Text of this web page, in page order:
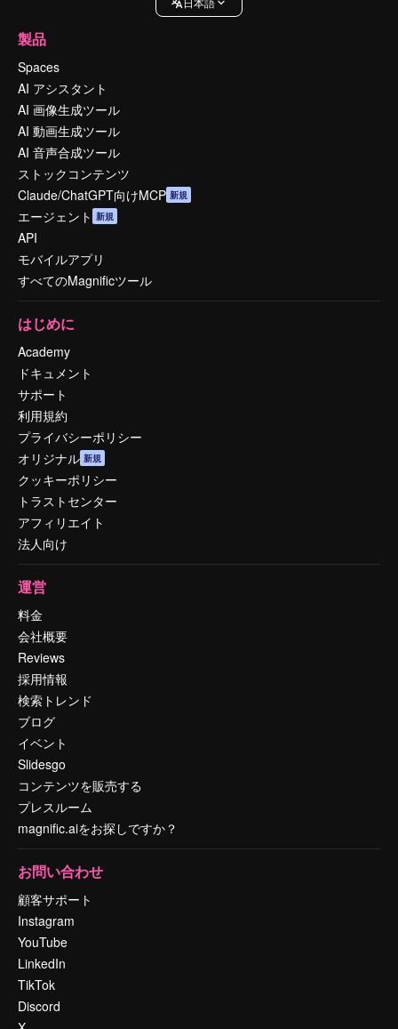
製品
Spaces
AI アシスタント
AI 画像生成ツール
AI 動画生成ツール
AI 音声合成ツール
ストックコンテンツ
Claude/ChatGPT向けMCP 新規
エージェント 新規
API
モバイルアプリ
すべてのMagnificツール
はじめに
Academy
ドキュメント
サポート
利用規約
プライバシーポリシー
オリジナル 新規
クッキーポリシー
トラストセンター
アフィリエイト
法人向け
運営
料金
会社概要
Reviews
採用情報
検索トレンド
ブログ
イベント
Slidesgo
コンテンツを販売する
プレスルーム
magnific.aiをお探しですか？
お問い合わせ
顧客サポート
Instagram
YouTube
LinkedIn
TikTok
Discord